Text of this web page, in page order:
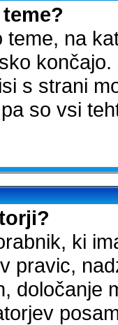
teme, na
s strani
so vsi
ki
pravic,
določanje